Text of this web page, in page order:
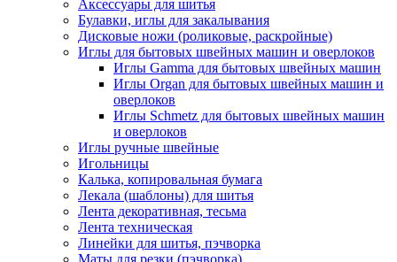
Аксессуары для шитья
Булавки, иглы для закалывания
Дисковые ножи (роликовые, раскройные)
Иглы для бытовых швейных машин и оверлоков
Иглы Gamma для бытовых швейных машин
Иглы Organ для бытовых швейных машин и
оверлоков
Иглы Schmetz для бытовых швейных машин
и оверлоков
Иглы ручные швейные
Игольницы
Калька, копировальная бумага
Лекала (шаблоны) для шитья
Лента декоративная, тесьма
Лента техническая
Линейки для шитья, пэчворка
Маты для резки (пэчворка)